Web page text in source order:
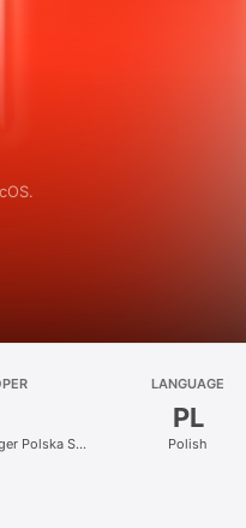
Polska Sp.
LANGUAGE
PL
Polish